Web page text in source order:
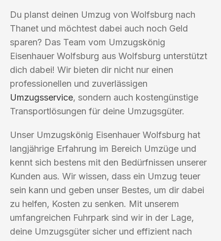
Du planst deinen Umzug von Wolfsburg nach
Thanet und möchtest dabei auch noch Geld
sparen? Das Team vom Umzugskönig
Eisenhauer Wolfsburg aus Wolfsburg unterstützt
dich dabei! Wir bieten dir nicht nur einen
professionellen und zuverlässigen
Umzugsservice, sondern auch kostengünstige
Transportlösungen für deine Umzugsgüter.
Unser Umzugskönig Eisenhauer Wolfsburg hat
langjährige Erfahrung im Bereich Umzüge und
kennt sich bestens mit den Bedürfnissen unserer
Kunden aus. Wir wissen, dass ein Umzug teuer
sein kann und geben unser Bestes, um dir dabei
zu helfen, Kosten zu senken. Mit unserem
umfangreichen Fuhrpark sind wir in der Lage,
deine Umzugsgüter sicher und effizient nach